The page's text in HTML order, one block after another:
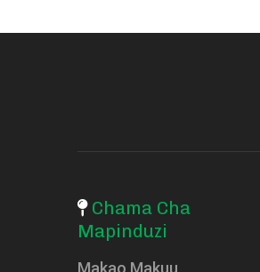
Chama Cha
Mapinduzi
Makao Makuu